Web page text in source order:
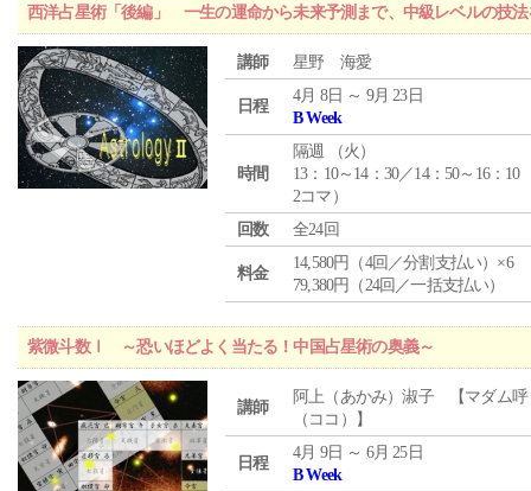
西洋占星術「後編」 一生の運命から未来予測まで、中級レベルの技法
講師 星野 海愛
日程
4月 8日 ～ 9月 23日
B Week
時間
隔週 （火 ）
13：10～14：30／14：50～16：10
2コマ）
回数
全24回
料金
14,580円（4回／分割支払い）×6
79,380円（24回／一括支払い）
紫微斗数Ⅰ ～恐いほどよく当たる！中国占星術の奥義～
講師
阿上（あかみ）淑子 【マダム呼
（ココ）】
日程
4月 9日 ～ 6月 25日
B Week